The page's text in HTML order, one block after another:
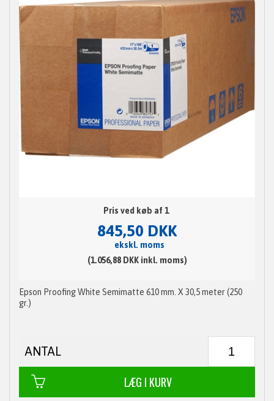
Pris ved køb af 1
845,50 DKK
ekskl. moms
(1.056,88 DKK inkl. moms)
Epson Proofing White Semimatte 610 mm. X 30,5 meter (250
gr.)
ANTAL